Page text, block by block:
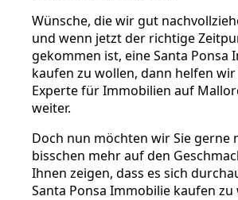
Wünsche, die wir gut
und wenn jetzt der richtige
gekommen ist, eine Santa Ponsa
kaufen zu wollen, dann helfen
Experte für Immobilien auf
weiter.
Doch nun möchten wir Sie gerne
bisschen mehr auf den
Ihnen zeigen, dass es sich
Santa Ponsa Immobilie kaufen zu